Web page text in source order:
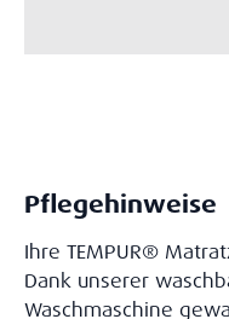
Pflegehinweise
Ihre TEMPUR®
Dank unserer
Waschmaschine